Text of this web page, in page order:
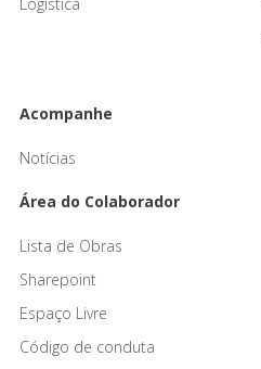
Acompanhe
Notícias
Área do Colaborador
Lista de Obras
Sharepoint
Espaço Livre
Código de conduta